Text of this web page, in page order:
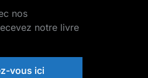
nos
notre livre
vous ici